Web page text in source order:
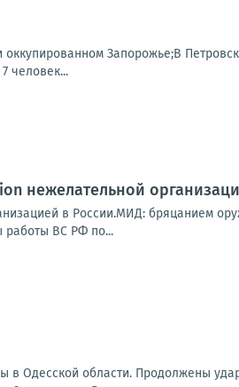
оккупированном Запорожье;В
человек...
нежелательной
в России.МИД: бряцанием
работы ВС РФ по...
в Одесской области. Продолжены